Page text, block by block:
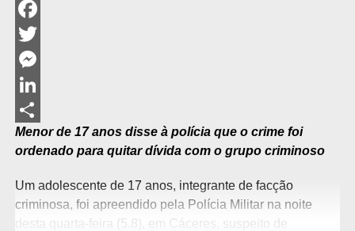
WhatsApp
Facebook
Twitter
Messenger
LinkedIn
Share
Menor de 17 anos disse à polícia que o crime foi
ordenado para quitar dívida com o grupo criminoso
Um adolescente de 17 anos, integrante de facção
criminosa, foi apreendido pela Polícia Militar na noite
desta quarta-feira (5.8), em Cáceres, suspeito de